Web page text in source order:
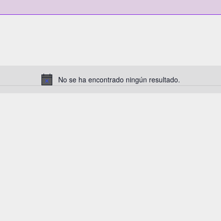
Aviso
No se ha encontrado ningún resultado.